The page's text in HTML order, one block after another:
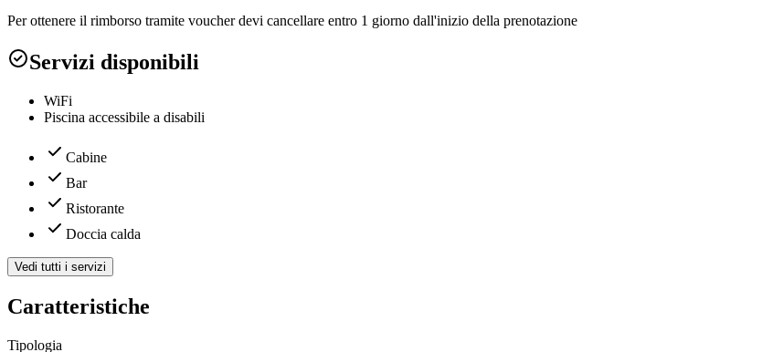
Per ottenere il rimborso tramite voucher devi cancellare entro 1 giorno dall'inizio della prenotazione
Servizi disponibili
WiFi
Piscina accessibile a disabili
Cabine
Bar
Ristorante
Doccia calda
Vedi tutti i servizi
Caratteristiche
Tipologia